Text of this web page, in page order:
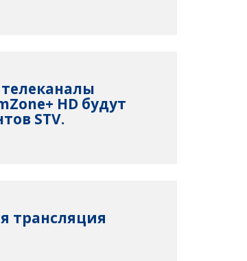
телеканалы
HD будут
STV.
трансляция